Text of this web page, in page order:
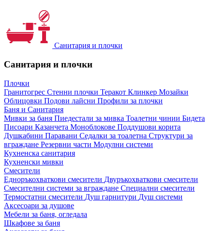
Санитария и плочки
Санитария и плочки
Плочки
Гранитогрес Стенни плочки Теракот Клинкер Мозайки
Облицовки Подови лайсни Профили за плочки
Баня и Санитария
Мивки за баня Пиедестали за мивка Тоалетни чинии Бидета
Писоари Казанчета Моноблокове Поддушови корита
Душкабини Паравани Седалки за тоалетна Структури за
вграждане Резервни части Модулни системи
Кухненска санитария
Кухненски мивки
Смесители
Едноръкохваткови смесители Двуръкохваткови смесители
Смесителни системи за вграждане Специални смесители
Термостатни смесители Душ гарнитури Душ системи
Аксесоари за душове
Мебели за баня, огледала
Шкафове за баня